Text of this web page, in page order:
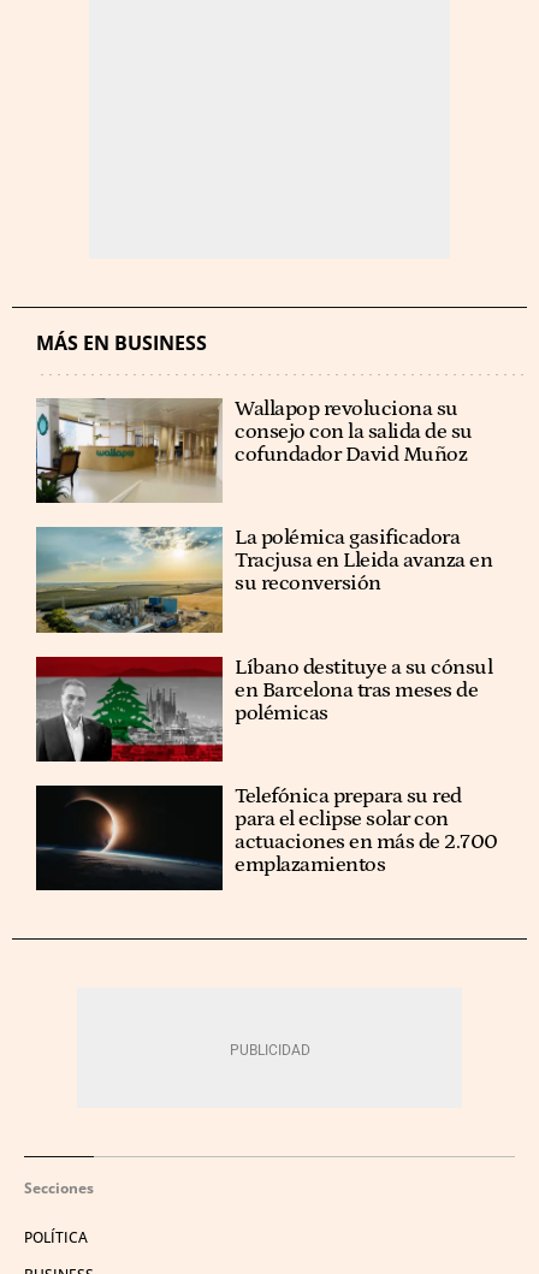
MÁS EN BUSINESS
Wallapop revoluciona su
consejo con la salida de su
cofundador David Muñoz
La polémica gasificadora
Tracjusa en Lleida avanza en
su reconversión
Líbano destituye a su cónsul
en Barcelona tras meses de
polémicas
Telefónica prepara su red
para el eclipse solar con
actuaciones en más de 2.700
emplazamientos
Secciones
POLÍTICA